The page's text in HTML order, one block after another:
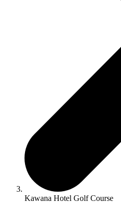
Kawana Hotel Golf Course